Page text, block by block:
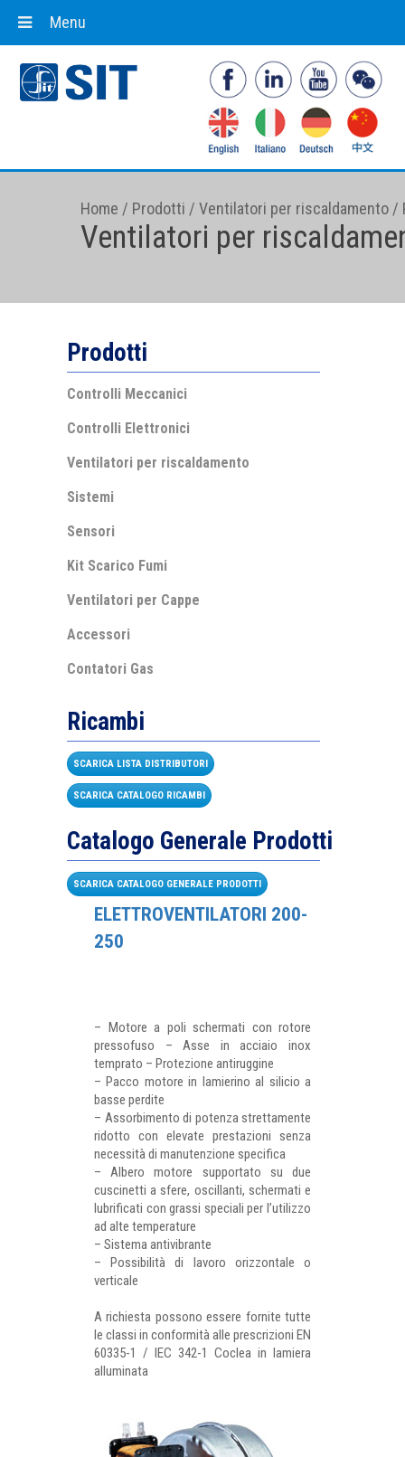
Home / Prodotti / Ventilatori per riscaldamento /
Ventilatori per
Prodotti
Controlli Meccanici
Controlli Elettronici
Ventilatori per riscaldamento
Sistemi
Sensori
Kit Scarico Fumi
Ventilatori per Cappe
Accessori
Contatori Gas
Ricambi
SCARICA LISTA DISTRIBUTORI
SCARICA CATALOGO RICAMBI
Catalogo Generale Prodotti
SCARICA CATALOGO GENERALE PRODOTTI
ELETTROVENTILATORI 200-
250
– Motore a poli schermati con rotore
pressofuso – Asse in acciaio inox
temprato – Protezione antiruggine
– Pacco motore in lamierino al silicio a
basse perdite
– Assorbimento di potenza strettamente
ridotto con elevate prestazioni senza
necessità di manutenzione specifica
– Albero motore supportato su due
cuscinetti a sfere, oscillanti, schermati e
lubrificati con grassi speciali per l’utilizzo
ad alte temperature
– Sistema antivibrante
– Possibilità di lavoro orizzontale o
verticale
A richiesta possono essere fornite tutte
le classi in conformità alle prescrizioni EN
60335-1 / IEC 342-1 Coclea in lamiera
alluminata
Menu